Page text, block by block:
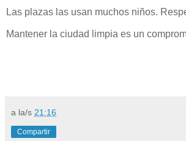
Las plazas las usan muchos niños.
Mantener la ciudad limpia es un
a la/s 21:16
Compartir